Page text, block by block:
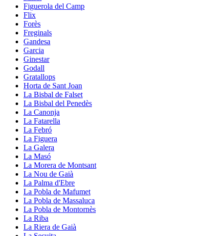
Figuerola del Camp
Flix
Forès
Freginals
Gandesa
Garcia
Ginestar
Godall
Gratallops
Horta de Sant Joan
La Bisbal de Falset
La Bisbal del Penedès
La Canonja
La Fatarella
La Febró
La Figuera
La Galera
La Masó
La Morera de Montsant
La Nou de Gaià
La Palma d'Ebre
La Pobla de Mafumet
La Pobla de Massaluca
La Pobla de Montornès
La Riba
La Riera de Gaià